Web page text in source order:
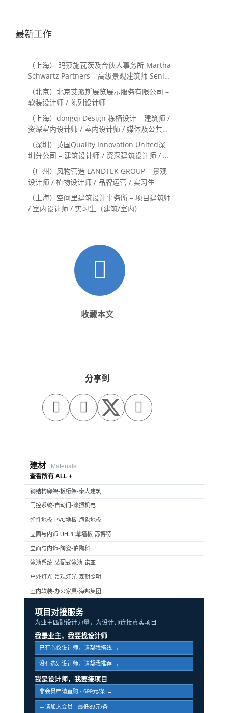
最新工作
（上海） 玛莎施瓦茨及合伙人事务所 Martha
Schwartz Partners – 高级景观建筑师 Senior
Landscape Designer / 景观建筑师
Landscape Designer
（北京）北京艾派斯展览展示服务有限公司 –
软装设计师 / 陈列设计师
（上海）dongqi Design 栋栖设计 – 建筑师 /
资深室内设计师 / 室内设计师 / 媒体及公共关
系主管 / 设计实习生（常年招聘）
（深圳）英国Quality Innovation United深
圳分公司 – 建筑设计师 / 资深建筑设计师 / 室
内设计师 / 设计实习生
（广州）风物营造 LANDTEK GROUP – 景观
设计师 / 植物设计师 / 品牌运营 / 实习生
（上海）空间里建筑设计事务所 – 项目建筑师
/ 室内设计师 / 实习生（建筑/室内）
收藏本文
分享到
  
建材
Materials
查看所有 ALL +
钢结构廊架-板桁架-泰大建筑
门控系统-自动门-濠振机电
弹性地板-PVC地板-海象地板
立面与内饰-UHPC幕墙板-苏博特
立面与内饰-陶瓷-伯陶科
泳池系统-装配式泳池-诺亚
户外灯光-景观灯光-森朝照明
室内软装-办公家具-海邦集团
项目对接服务
为业主匹配设计力量，为设计师连接真实项目
我是业主，我要找设计师
已有心仪设计师，请帮我搭线 →
没有选定设计师，请帮我推荐 →
我是设计师，我要接项目
非会员申请直购 · 699元/条 →
申请加入会员 · 最低89元/条 →